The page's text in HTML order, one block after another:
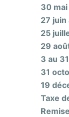
30
27
25
29
3 au
31
19
Taxe